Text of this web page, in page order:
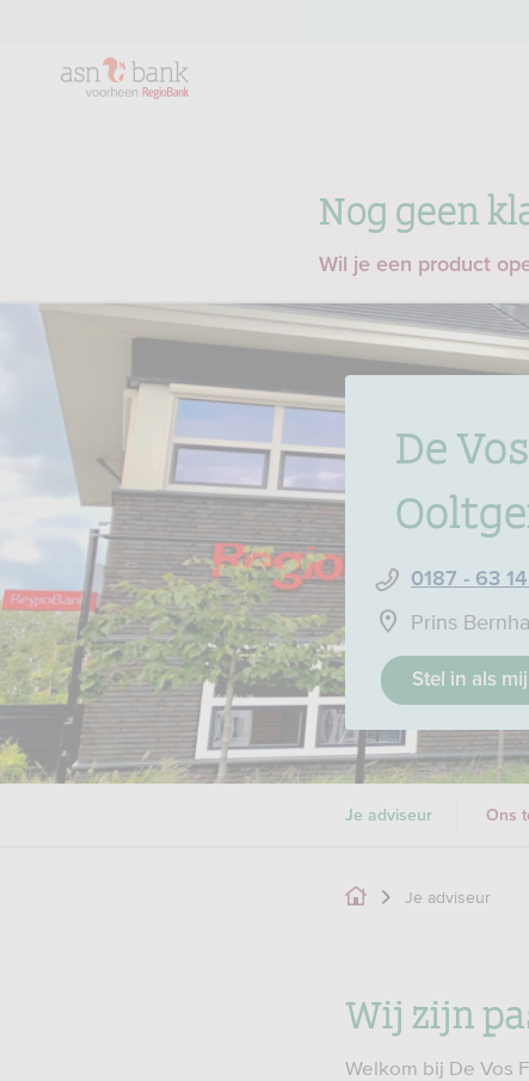
Nog geen
Wil je een product
De
0187 - 63
Prins
Stel in als
Je adviseur Ons
Je adviseur
Wij zijn
Welkom bij De Vos